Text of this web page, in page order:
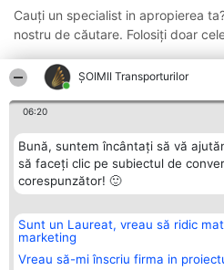
ȘOIMII Transporturilor
06:20
Bună, suntem încântați să vă
să faceți clic pe subiectul de
corespunzător! 🙂
Sunt un Laureat, vreau să ridic
marketing
Vreau să-mi înscriu firma in
Cauți un specialist in apropierea
nostru de căutare. Folosiți doar
Organizator Ranking
BRIGHT SOLUTIONS BR SRL
Aleea Timisul De Sus 2 Bl. A30
Sc. A Et. 4 Ap. 13 Cod 061952
Plebiscyt
Lista Tuturor
Laureaților